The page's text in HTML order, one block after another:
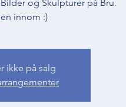
og Skulpturer på Bru.
innom :)
ikke på salg